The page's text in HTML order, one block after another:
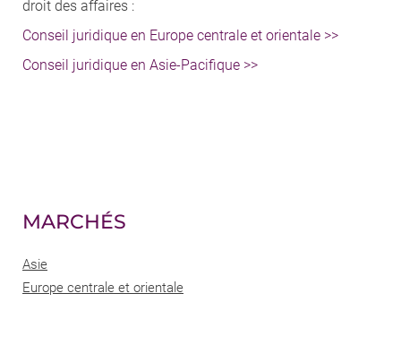
droit des affaires :
Conseil juridique en Europe centrale et orientale >>
Conseil juridique en Asie-Pacifique >>
MARCHÉS
Asie
Europe centrale et orientale